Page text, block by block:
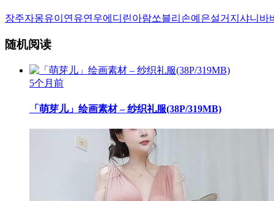
장주자몽유이 연유연우에디린아람쏘블리 손예은설거지 샤니 바
随机阅读
5个月前
「萌芽儿」绘画素材 – 纱织礼服(38P/319MB)